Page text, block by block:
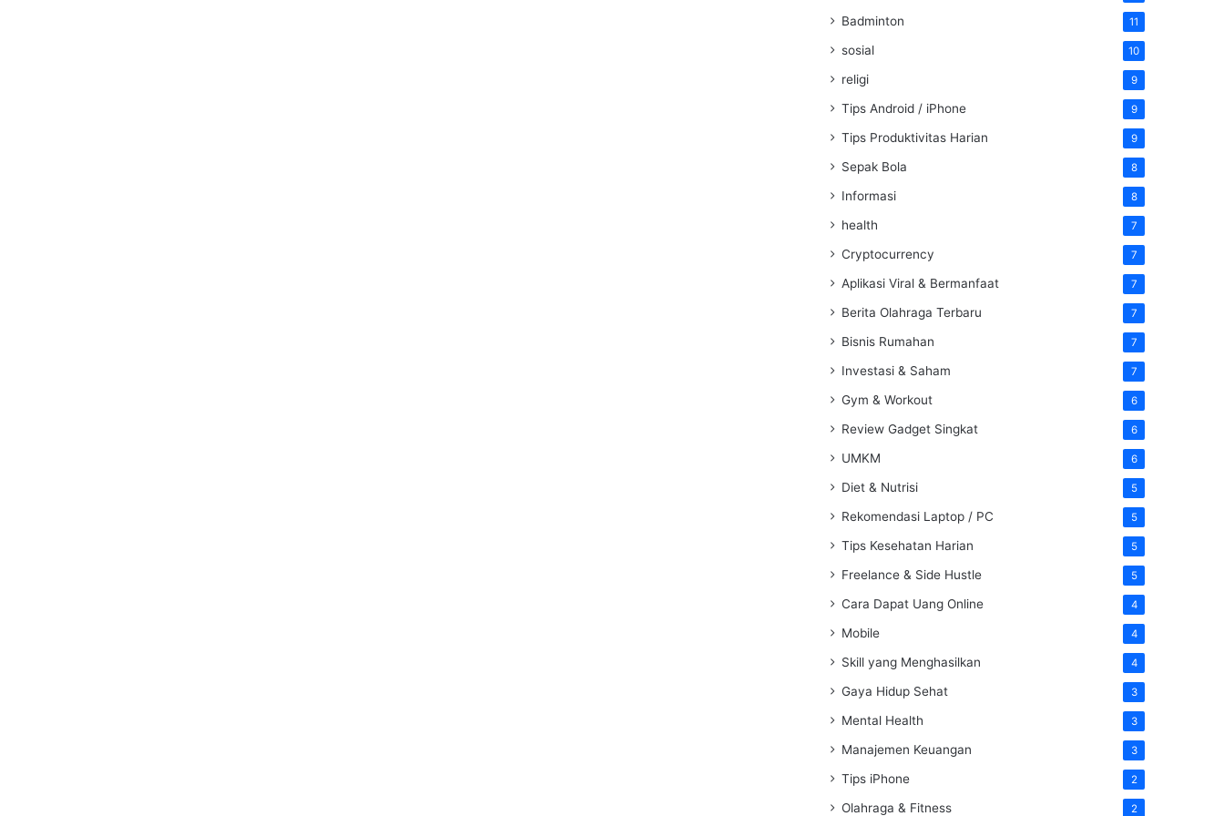
Badminton 11
sosial 10
religi 9
Tips Android / iPhone 9
Tips Produktivitas Harian 9
Sepak Bola 8
Informasi 8
health 7
Cryptocurrency 7
Aplikasi Viral & Bermanfaat 7
Berita Olahraga Terbaru 7
Bisnis Rumahan 7
Investasi & Saham 7
Gym & Workout 6
Review Gadget Singkat 6
UMKM 6
Diet & Nutrisi 5
Rekomendasi Laptop / PC 5
Tips Kesehatan Harian 5
Freelance & Side Hustle 5
Cara Dapat Uang Online 4
Mobile 4
Skill yang Menghasilkan 4
Gaya Hidup Sehat 3
Mental Health 3
Manajemen Keuangan 3
Tips iPhone 2
Olahraga & Fitness 2